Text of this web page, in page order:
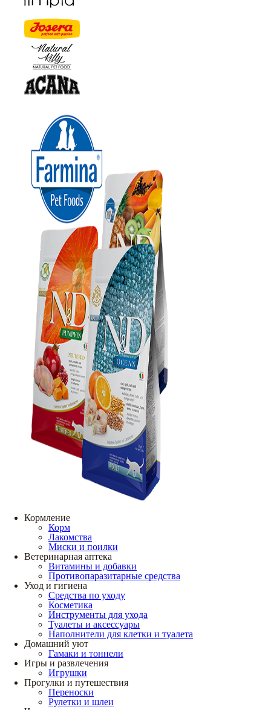
Кормление
Корм
Лакомства
Миски и поилки
Ветеринарная аптека
Витамины и добавки
Противопаразитарные средства
Уход и гигиена
Средства по уходу
Косметика
Инструменты для ухода
Туалеты и аксессуары
Наполнители для клетки и туалета
Домашний уют
Гамаки и тоннели
Игры и развлечения
Игрушки
Прогулки и путешествия
Переноски
Рулетки и шлеи